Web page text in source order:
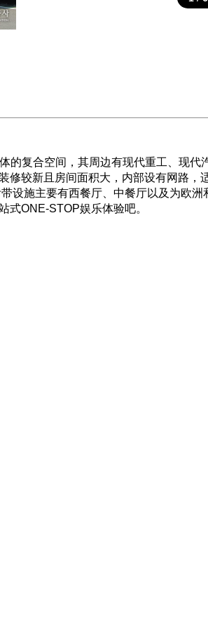
的复合空间，其周边有现代重工、现代
修较新且房间面积大，内部设有网路，
设施主要有西餐厅、中餐厅以及为欧洲
式ONE-STOP娱乐体验吧。